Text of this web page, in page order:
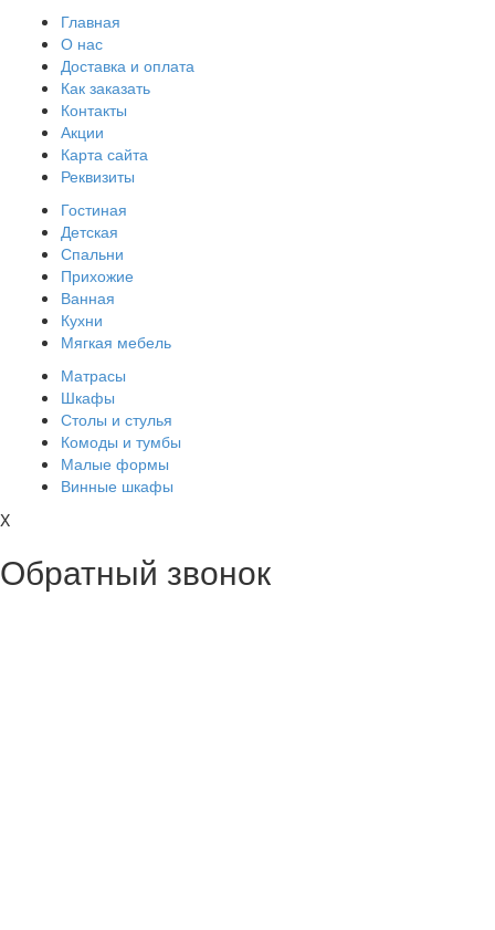
Главная
О нас
Доставка и оплата
Как заказать
Контакты
Акции
Карта сайта
Реквизиты
Гостиная
Детская
Спальни
Прихожие
Ванная
Кухни
Мягкая мебель
Матрасы
Шкафы
Столы и стулья
Комоды и тумбы
Малые формы
Винные шкафы
X
Обратный звонок